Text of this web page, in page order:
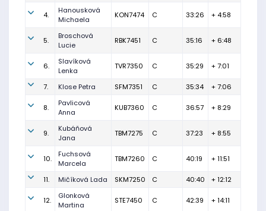
4.
Hanousková
Michaela
KON7474 C 33:26 + 4:58
5.
Broschová
Lucie
RBK7451 C 35:16 + 6:48
6.
Slavíková
Lenka
TVR7350 C 35:29 + 7:01
7. Klose Petra SFM7351 C 35:34 + 7:06
8.
Pavlicová
Anna
KUB7360 C 36:57 + 8:29
9.
Kubáňová
Jana
TBM7275 C 37:23 + 8:55
10.
Fuchsová
Marcela
TBM7260 C 40:19 + 11:51
11. Mičíková Lada SKM7250 C 40:40 + 12:12
12.
Glonková
Martina
STE7450 C 42:39 + 14:11